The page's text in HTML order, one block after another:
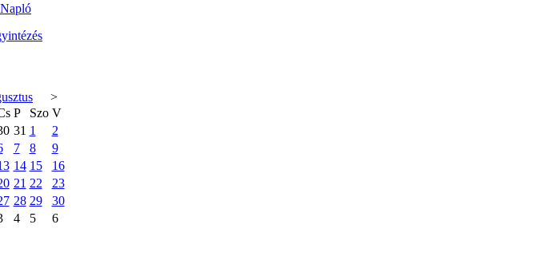
>
P Szo V
31 1
2
7 8
9
14 15
16
21 22
23
28 29
30
4 5 6